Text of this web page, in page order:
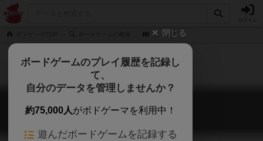
イゾルデ
イゾルデ
Die holde Isolde
閉じる
ボードゲームのプレイ履歴を記録し
て、
自分のデータを管理しませんか？
約75,000人がボドゲーマを利用中！
遊んだボードゲームを記録する